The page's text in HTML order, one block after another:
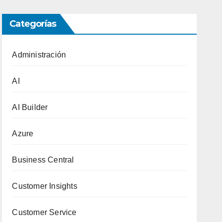
Categorías
Administración
AI
AI Builder
Azure
Business Central
Customer Insights
Customer Service